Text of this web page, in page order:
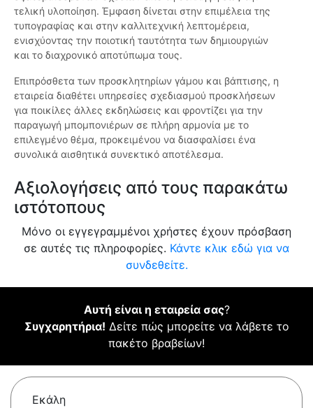
τελική υλοποίηση. Έμφαση δίνεται στην επιμέλεια της
τυπογραφίας και στην καλλιτεχνική λεπτομέρεια,
ενισχύοντας την ποιοτική ταυτότητα των δημιουργιών
και το διαχρονικό αποτύπωμα τους.
Επιπρόσθετα των προσκλητηρίων γάμου και βάπτισης, η
εταιρεία διαθέτει υπηρεσίες σχεδιασμού προσκλήσεων
για ποικίλες άλλες εκδηλώσεις και φροντίζει για την
παραγωγή μπομπονιέρων σε πλήρη αρμονία με το
επιλεγμένο θέμα, προκειμένου να διασφαλίσει ένα
συνολικά αισθητικά συνεκτικό αποτέλεσμα.
Αξιολογήσεις από τους παρακάτω
ιστότοπους
Μόνο οι εγγεγραμμένοι χρήστες έχουν πρόσβαση
σε αυτές τις πληροφορίες. Κάντε κλικ εδώ για να
συνδεθείτε.
Αυτή είναι η εταιρεία σας?
Συγχαρητήρια! Δείτε πώς μπορείτε να λάβετε το
πακέτο βραβείων!
Εκάλη